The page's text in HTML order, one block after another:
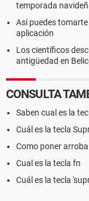
temporada
Así puedes
aplicación
Los científicos
antigüedad en
CONSULTA
Saben cual es la
Cuál es la tecla
Como poner
Cual es la tecla fn
Cuál es la tecla